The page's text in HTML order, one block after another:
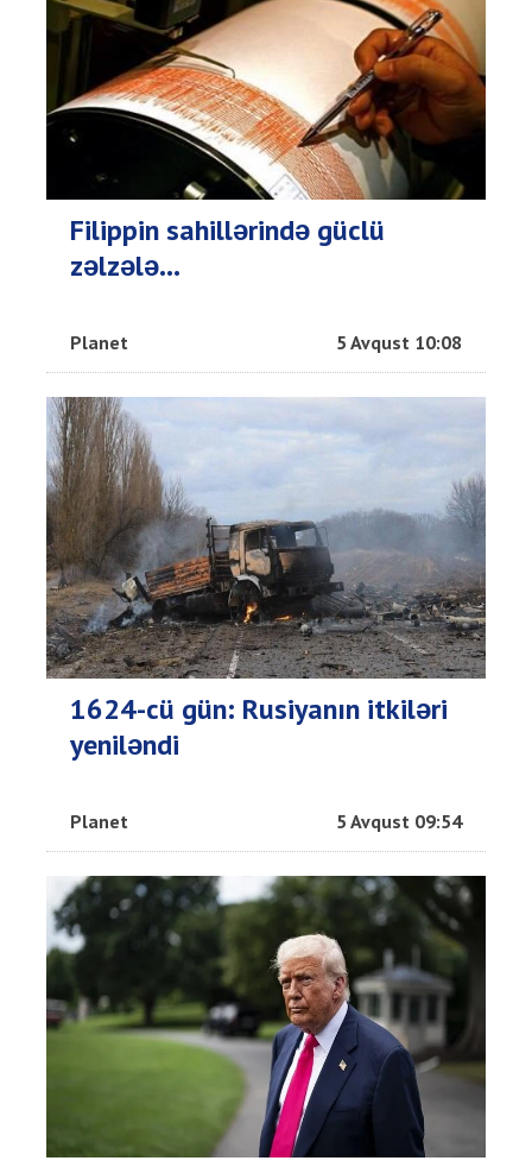
Filippin sahillərində güclü
zəlzələ...
Planet 5 Avqust 10:08
1624-cü gün: Rusiyanın itkiləri
yeniləndi
Planet 5 Avqust 09:54